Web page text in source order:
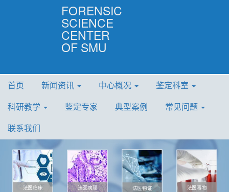
FORENSIC
SCIENCE
CENTER
OF SMU
首页 新闻资讯 中心概况
鉴定科室
科研教学
鉴定专家 典型案例
常见问题
联系我们
法医临床 法医病理 法医物证 法医毒物